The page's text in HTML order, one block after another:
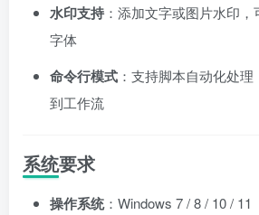
水印支持：添加文字或图片水印
字体
命令行模式 ：支持脚本自动化处
到工作流
系统要求
操作系统：Windows 7 / 8 / 10 / 11